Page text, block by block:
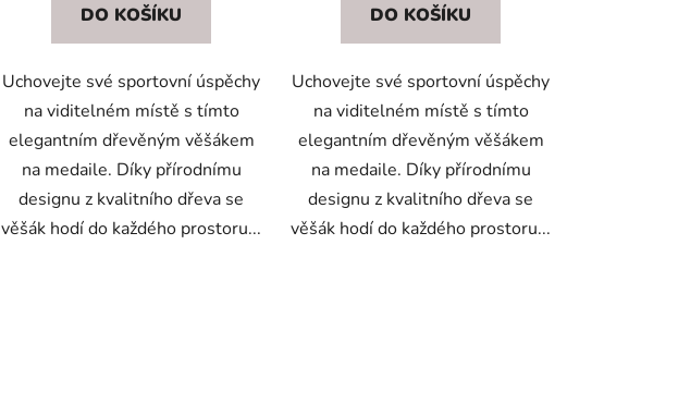
DO KOŠÍKU
Uchovejte své sportovní úspěchy
na viditelném místě s tímto
elegantním dřevěným věšákem
na medaile. Díky přírodnímu
designu z kvalitního dřeva se
věšák hodí do každého prostoru...
DO KOŠÍKU
Uchovejte své sportovní úspěchy
na viditelném místě s tímto
elegantním dřevěným věšákem
na medaile. Díky přírodnímu
designu z kvalitního dřeva se
věšák hodí do každého prostoru...